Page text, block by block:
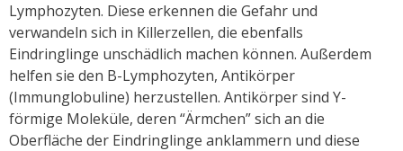
Lymphozyten. Diese erkennen die Gefahr und
verwandeln sich in Killerzellen, die ebenfalls
Eindringlinge unschädlich machen können. Außerdem
helfen sie den B-Lymphozyten, Antikörper
(Immunglobuline) herzustellen. Antikörper sind Y-
förmige Moleküle, deren “Ärmchen” sich an die
Oberfläche der Eindringlinge anklammern und diese